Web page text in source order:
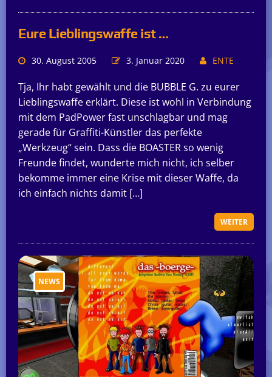
Eure Lieblingswaffe ist …
30. August 2005 3. Januar 2020 ENTE
Tja, Ihr habt gewählt und die BUBBLE G. zu eurer
Lieblingswaffe erklärt. Diese ist wohl in Verbindung
mit dem PadPower fast unschlagbar und mag
gerade für Graffiti-Künstler das perfekte
„Werkzeug“ sein. Dass die BOASTER so wenig
Freunde findet, wunderte mich nicht, ich selber
bekomme immer eine Krise mit dieser Waffe, da
ich einfach nichts damit […]
WEITER
NEWS